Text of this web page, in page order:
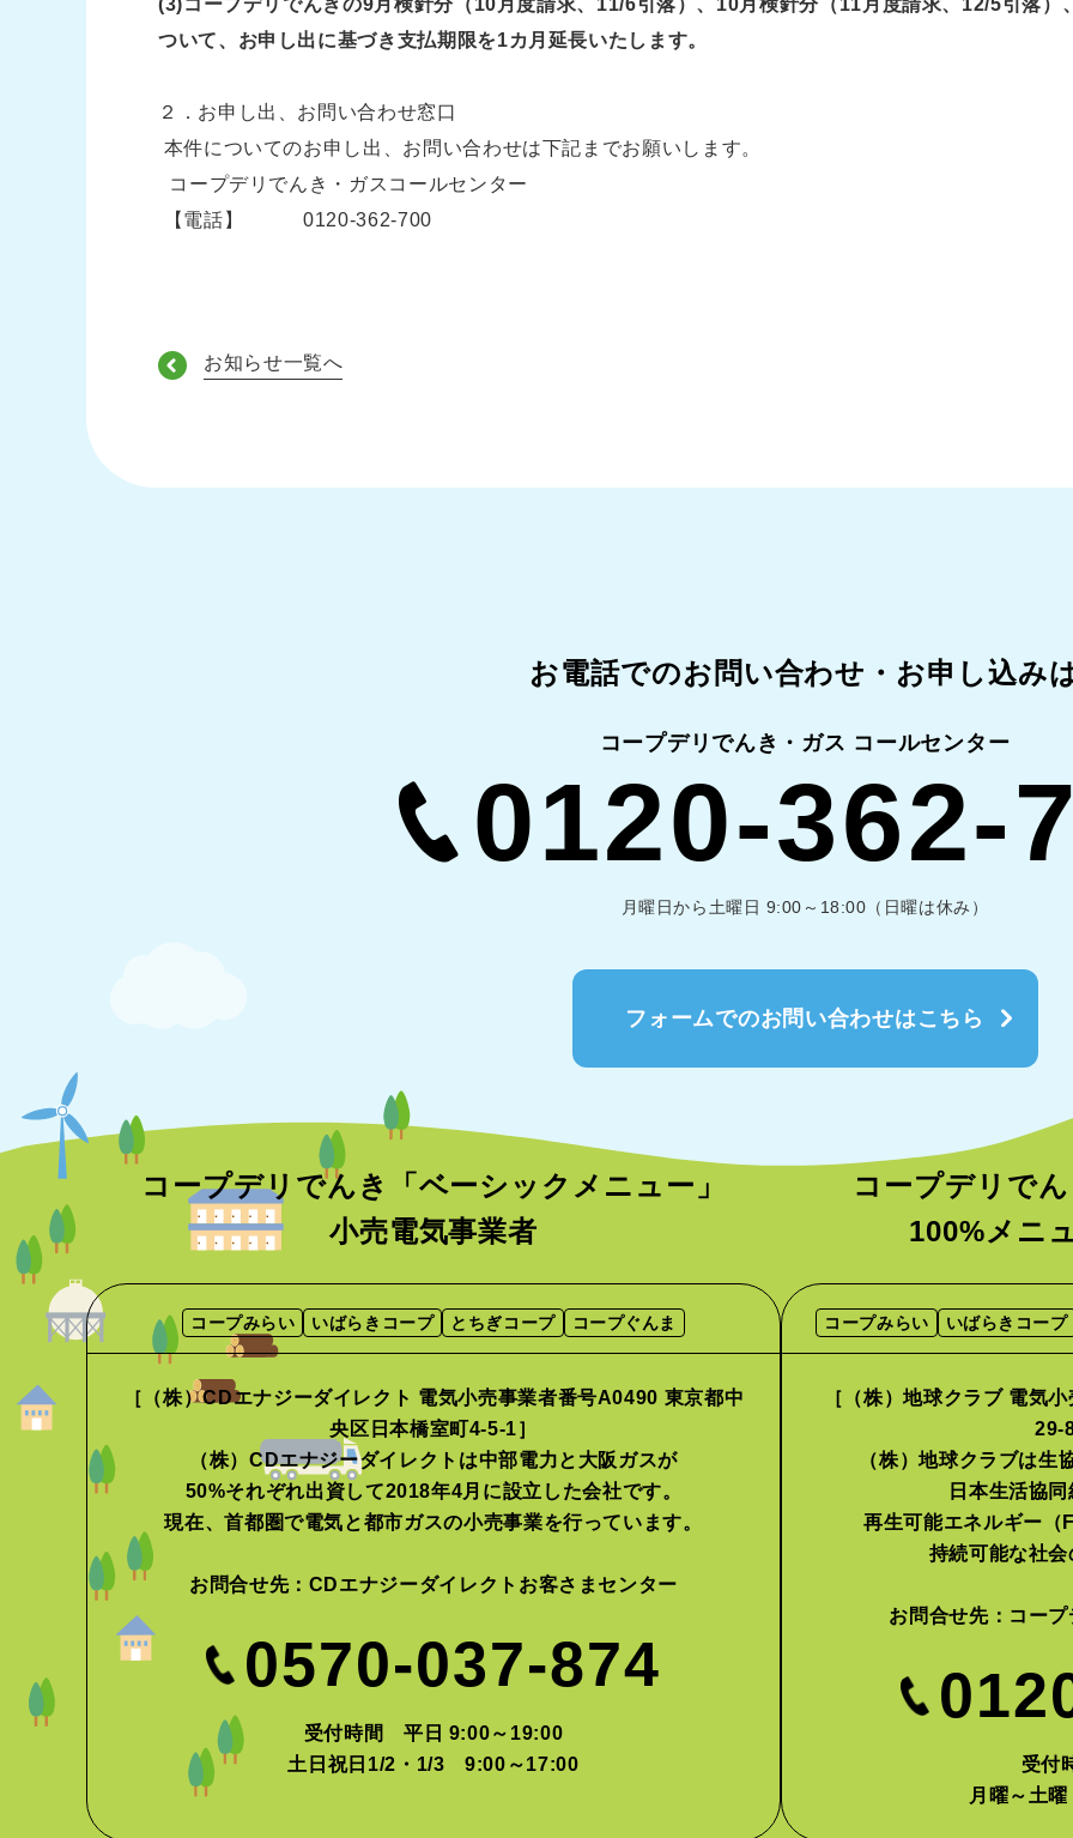
(3)コープデリでんきの9月検針分（10月度請求、11/6引落）、10月検針分（11月度請求、12/5引落
ついて、お申し出に基づき支払期限を1カ月延長いたします。
２．お申し出、お問い合わせ窓口
本件についてのお申し出、お問い合わせは下記までお願いします。
コープデリでんき・ガスコールセンター
【電話】 0120‐362‐700
お知らせ一覧へ
お電話でのお問い合わせ・ お申し込み
コープデリでんき・ガス コールセンター
0120-362-
月曜日から土曜日 9:00～18:00（日曜は休み）
フォームでのお問い合わせはこちら
コープデリでんき「ベーシックメニュー」
小売電気事業者
コープみらい いばらきコープ とちぎコープ コープぐんま
［（株）CDエナジーダイレクト 電気小売事業者番号A0490 東京都中
央区日本橋室町4-5-1］
（株）CDエナジーダイレクトは中部電力と大阪ガスが
50%それぞれ出資して2018年4月に設立した会社です。
現在、首都圏で電気と都市ガスの小売事業を行っています。
お問合せ先： CDエナジーダイレクトお客さまセンター
0570-037-874
受付時間 平日 9:00～19:00
土日祝日1/2・1/3 9:00～17:00
コープデリで
100%メニ
コープみらい いばらきコープ
［（株）地球クラブ 電気
29-
（株）地球クラブは生
日本生活協
再生可能エネルギー（
持続可能な社
お問合せ先： コー
受付
月曜～土